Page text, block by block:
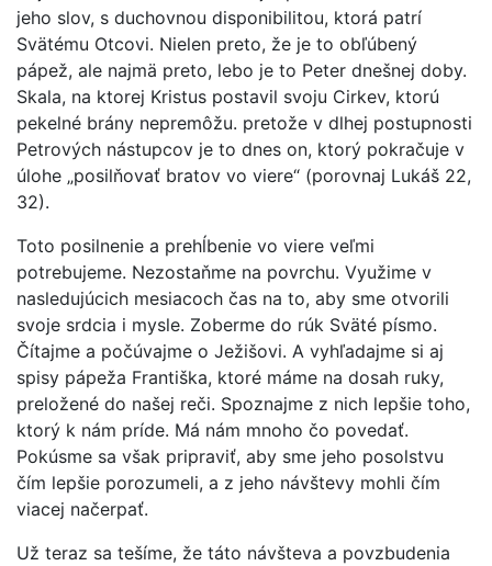
jeho slov, s duchovnou disponibilitou, ktorá patrí
Svätému Otcovi. Nielen preto, že je to obľúbený
pápež, ale najmä preto, lebo je to Peter dnešnej doby.
Skala, na ktorej Kristus postavil svoju Cirkev, ktorú
pekelné brány nepremôžu. pretože v dlhej postupnosti
Petrových nástupcov je to dnes on, ktorý pokračuje v
úlohe „posilňovať bratov vo viere“ (porovnaj Lukáš 22,
32).
Toto posilnenie a prehĺbenie vo viere veľmi
potrebujeme. Nezostaňme na povrchu. Využime v
nasledujúcich mesiacoch čas na to, aby sme otvorili
svoje srdcia i mysle. Zoberme do rúk Sväté písmo.
Čítajme a počúvajme o Ježišovi. A vyhľadajme si aj
spisy pápeža Františka, ktoré máme na dosah ruky,
preložené do našej reči. Spoznajme z nich lepšie toho,
ktorý k nám príde. Má nám mnoho čo povedať.
Pokúsme sa však pripraviť, aby sme jeho posolstvu
čím lepšie porozumeli, a z jeho návštevy mohli čím
viacej načerpať.
Už teraz sa tešíme, že táto návšteva a povzbudenia